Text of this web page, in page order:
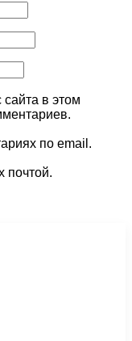
в этом
по email.
почтой.